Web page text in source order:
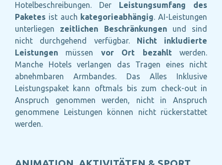
Hotelbeschreibungen. Der Leistungsumfang des
Paketes ist auch kategorieabhängig. AI-Leistungen
unterliegen zeitlichen Beschränkungenund sind
nicht durchgehend verfügbar.Nicht inkludierte
Leistungen müssen vor Ort bezahltwerden.
Manche Hotels verlangen das Tragen eines nicht
abnehmbaren Armbandes. Das Alles Inklusive
Leistungspaket kann oftmals bis zum check-out in
Anspruch genommen werden, nicht in Anspruch
genommene Leistungen können nicht rückerstattet
werden.